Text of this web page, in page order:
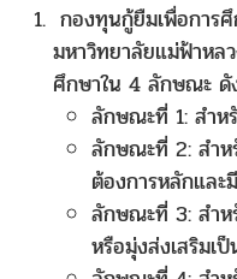
กองทุนกู้ยืมเพื่อการ
มหาวิทยาลัยแม่ฟ้าหล
ศึกษาใน 4 ลักษณะ ดั
ลักษณะที่ 1: สำ
ลักษณะที่ 2: สำห
ต้องการหลักและ
ลักษณะที่ 3: สำห
หรือมุ่งส่งเสริมเ